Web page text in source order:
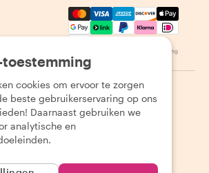
Mastercard, Visa, Amex,
Beschikbaarheid varieert per bestemming
Privacybeleid Cookies
cookies om ervoor te zorgen
beste gebruikerservaring op ons
Daarnaast gebruiken we
analytische en